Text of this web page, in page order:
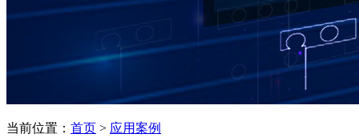
当前位置： 首页 > 应用案例